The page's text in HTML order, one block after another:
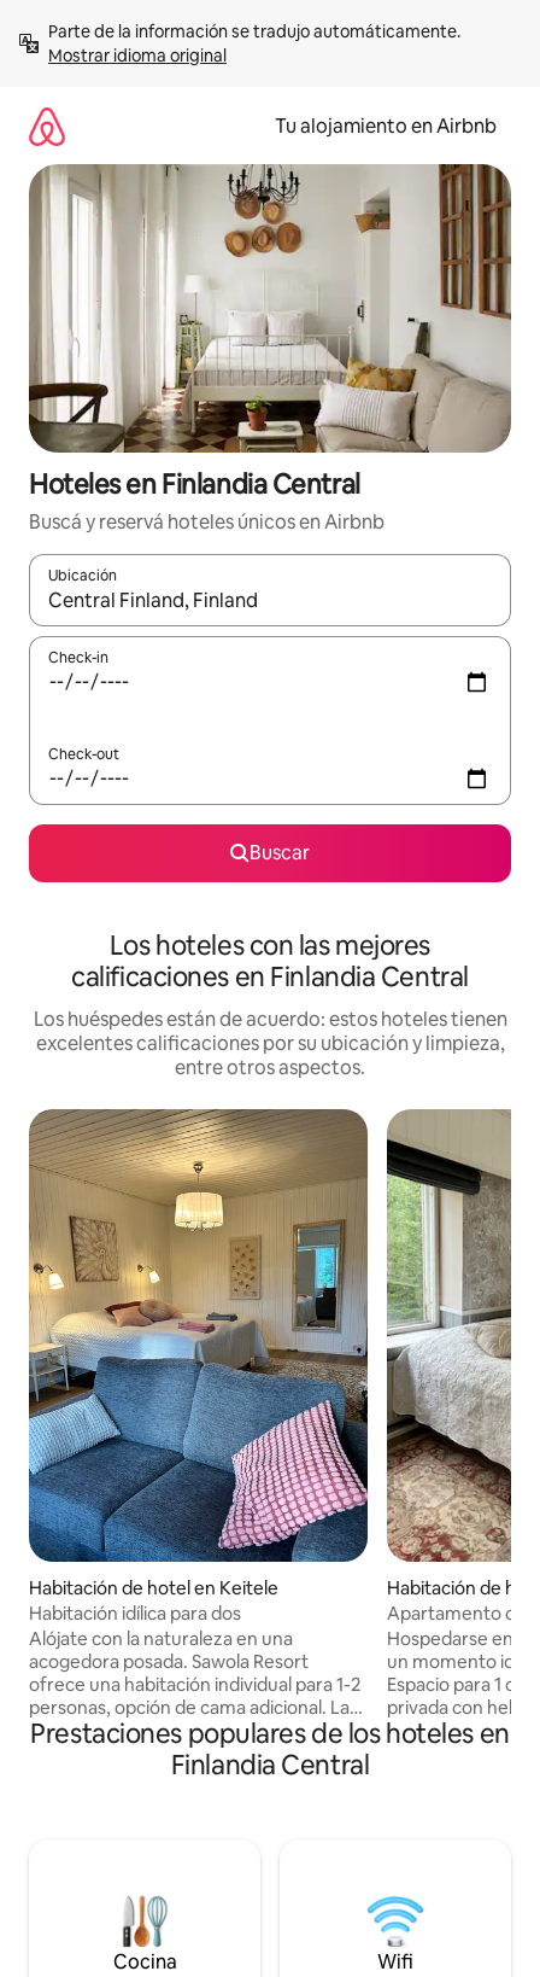
contenidoMostrar idioma original
Tu alojamiento en Airbnb
Hoteles en Finlandia Central
Buscá y reservá hoteles únicos en Airbnb
Ubicación
Cuando los resultados estén disponibles, navegá con las
Check-in
Check-out
Buscar
Los hoteles con las mejores
calificaciones en Finlandia Central
Los huéspedes están de acuerdo: estos hoteles tienen
excelentes calificaciones por su ubicación y limpieza,
entre otros aspectos.
Habitación de hotel en Keitele
Habitación idílica para dos
Alójate con la naturaleza en una
acogedora posada. Sawola Resort
ofrece una habitación individual para 1-2
personas, opción de cama adicional. La
habitación está ubicada en el segundo
heladera, microondas, pava, cafetera y
sauna tradicional y/o un lote de un
acuerdo separado de acuerdo con los
deseos del cliente.
Habitación de
Apartamento con
Hospedarse en el
un momento
Espacio para 1 o
privada con
microondas,
sauna tradicional
los deseos del
Prestaciones populares de los hoteles en
Finlandia Central
Cocina Wifi